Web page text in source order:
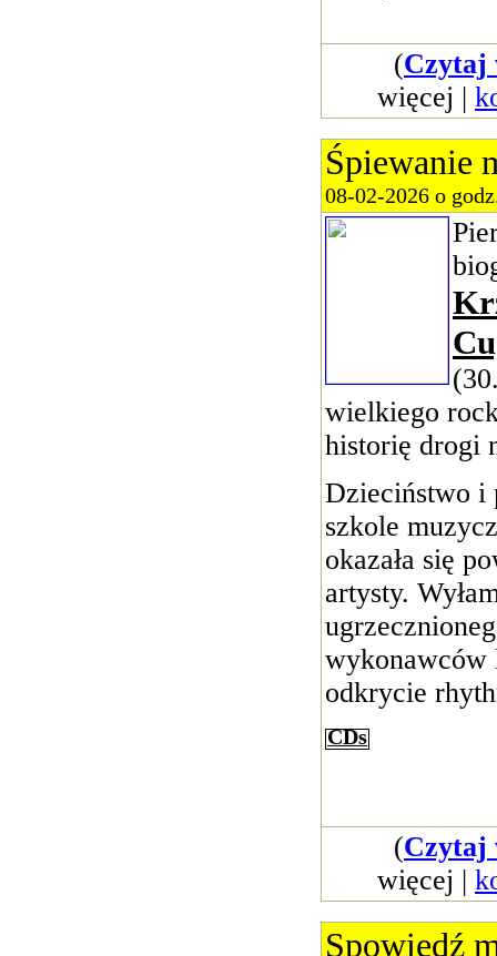
(Czytaj
więcej |
Śpiewanie
08-02-2026 o
wielkiego
historię drogi
Dzieciństwo i
szkole
okazała się
artysty.
wykonawców
odkrycie
CDs
(Czytaj
więcej |
Spowiedź